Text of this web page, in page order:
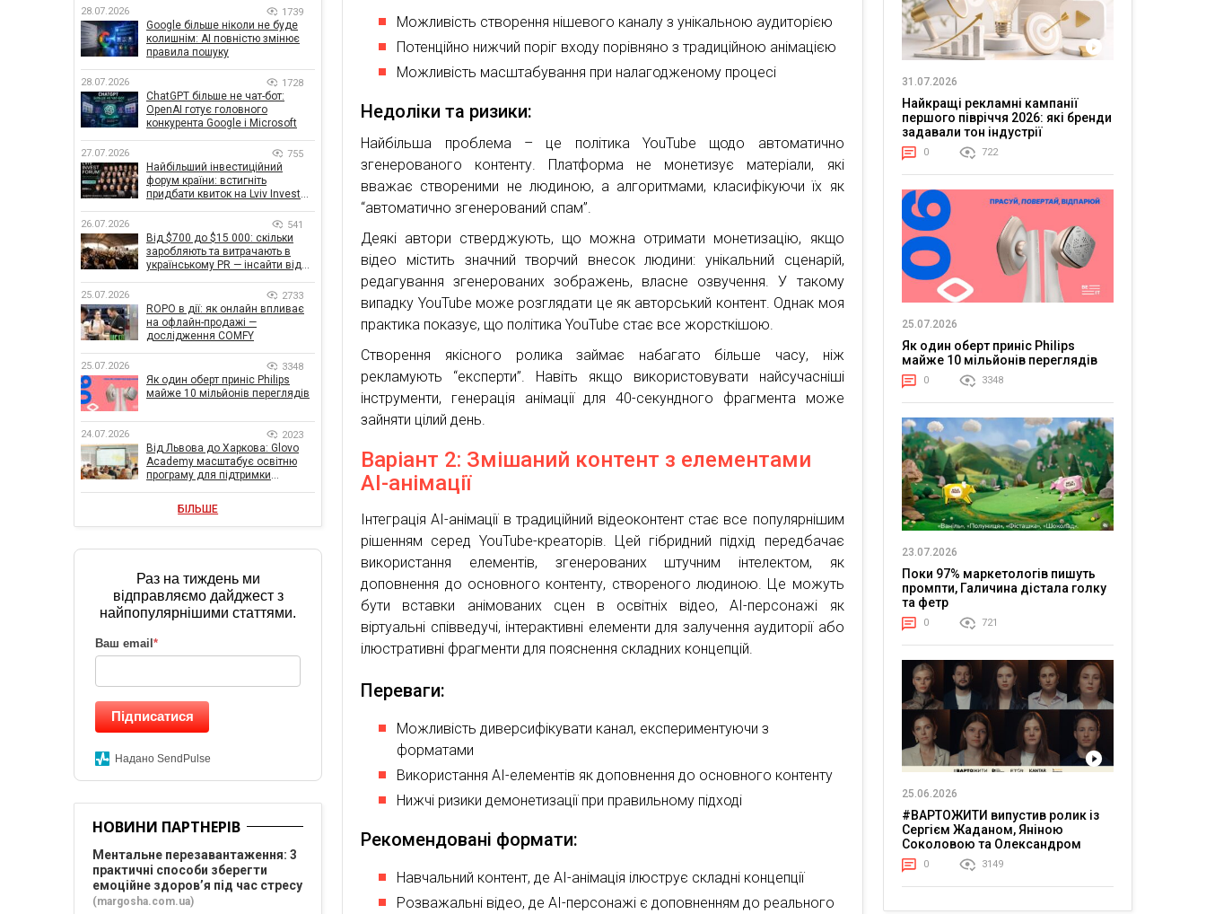
Можливість створення нішевого каналу з унікальною аудиторією
Потенційно нижчий поріг входу порівняно з традиційною анімацією
Можливість масштабування при налагодженому процесі
Недоліки та ризики:
Найбільша проблема – це політика YouTube щодо автоматично
згенерованого контенту. Платформа не монетизує матеріали, які
вважає створеними не людиною, а алгоритмами, класифікуючи їх як
“автоматично згенерований спам”.
Деякі автори стверджують, що можна отримати монетизацію, якщо
відео містить значний творчий внесок людини: унікальний сценарій,
редагування згенерованих зображень, власне озвучення. У такому
випадку YouTube може розглядати це як авторський контент. Однак моя
практика показує, що політика YouTube стає все жорсткішою.
Створення якісного ролика займає набагато більше часу, ніж
рекламують “експерти”. Навіть якщо використовувати найсучасніші
інструменти, генерація анімації для 40-секундного фрагмента може
зайняти цілий день.
Варіант 2: Змішаний контент з елементами
AI-анімації
Інтеграція AI-анімації в традиційний відеоконтент стає все популярнішим
рішенням серед YouTube-креаторів. Цей гібридний підхід передбачає
використання елементів, згенерованих штучним інтелектом, як
доповнення до основного контенту, створеного людиною. Це можуть
бути вставки анімованих сцен в освітніх відео, AI-персонажі як
віртуальні співведучі, інтерактивні елементи для залучення аудиторії або
ілюстративні фрагменти для пояснення складних концепцій.
Переваги:
Можливість диверсифікувати канал, експериментуючи з
форматами
Використання AI-елементів як доповнення до основного контенту
Нижчі ризики демонетизації при правильному підході
Рекомендовані формати:
Навчальний контент, де AI-анімація ілюструє складні концепції
Розважальні відео, де AI-персонажі є доповненням до реального
впливає на ефективність
кампаній
28.07.2026 1739
Google більше ніколи не буде
колишнім: AI повністю змінює
правила пошуку
28.07.2026 1728
ChatGPT більше не чат-бот:
OpenAI готує головного
конкурента Google і Microsoft
27.07.2026 755
Найбільший інвестиційний
форум країни: встигніть
придбати квиток на Lviv Invest
26.07.2026 541
Від $700 до $15 000: скільки
заробляють та витрачають в
українському PR — інсайти від
25.07.2026 2733
ROPO в дії: як онлайн впливає
на офлайн-продажі —
дослідження COMFY
25.07.2026 3348
Як один оберт приніс Philips
майже 10 мільйонів переглядів
24.07.2026 2023
Від Львова до Харкова: Glovo
Academy масштабує освітню
програму для підтримки
БІЛЬШЕ
Раз на тиждень ми
відправляємо дайджест з
найпопулярнішими статтями.
Ваш email *
Підписатися
Надано SendPulse
НОВИНИ ПАРТНЕРІВ
Ментальне перезавантаження: 3
практичні способи зберегти
емоційне здоров’я під час стресу
(margosha.com.ua)
31.07.2026
Найкращі рекламні кампанії
першого півріччя 2026: які бренди
задавали тон індустрії
0 722
25.07.2026
Як один оберт приніс Philips
майже 10 мільйонів переглядів
0 3348
23.07.2026
Поки 97% маркетологів пишуть
промпти, Галичина дістала голку
та фетр
0 721
25.06.2026
#ВАРТОЖИТИ випустив ролик із
Сергієм Жаданом, Яніною
Соколовою та Олександром
Тереном про життя в постійній
напрузі
0 3149